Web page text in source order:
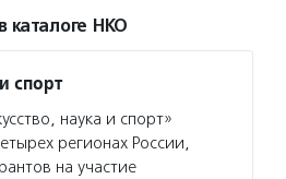
каталоге НКО
спорт
наука и спорт»
регионах России,
на участие